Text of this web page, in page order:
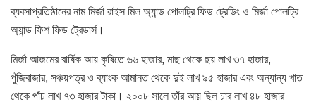
ব্যবসাপ্রতিষ্ঠানের নাম মির্জা রাইস মিল অ্যান্ড পোলট্রি ফিড ট্রেডিং ও মির্জা পোলট্রি
অ্যান্ড ফিশ ফিড ট্রেডার্স।
মির্জা আজমের বার্ষিক আয় কৃষিতে ৬৬ হাজার, মাছ থেকে ছয় লাখ ৩৭ হাজার,
পুঁজিবাজার, সঞ্চয়পত্র ও ব্যাংক আমানত থেকে দুই লাখ ৯৫ হাজার এবং অন্যান্য খাত
থেকে পাঁচ লাখ ৭৩ হাজার টাকা। ২০০৮ সালে তাঁর আয় ছিল চার লাখ ৪৮ হাজার